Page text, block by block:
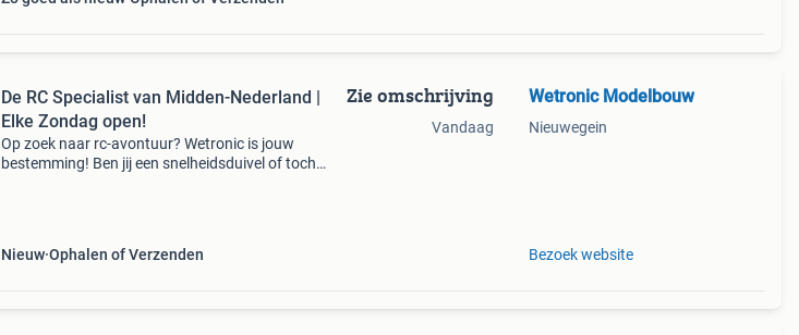
De RC Specialist van Midden-Nederland |
Elke Zondag open!
Op zoek naar rc-avontuur? Wetronic is jouw
bestemming! Ben jij een snelheidsduivel of toch
Nieuw Ophalen of Verzenden
Zie omschrijving
Vandaag
Wetronic Modelbouw
Nieuwegein
Bezoek website